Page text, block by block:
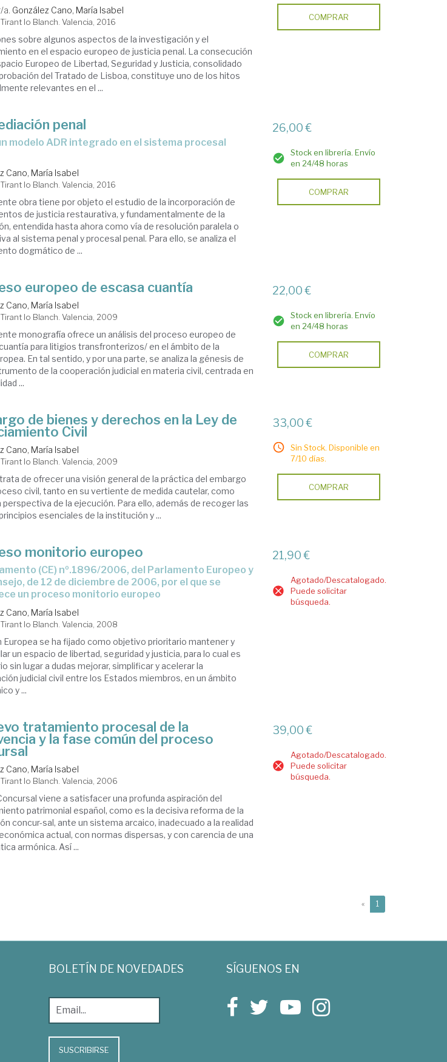
a. González Cano, María Isabel
lo Blanch. Valencia, 2016
sobre algunos aspectos de la investigación y el
en el espacio europeo de justicia penal. La consecución
Europeo de Libertad, Seguridad y Justicia, consolidado
del Tratado de Lisboa, constituye uno de los hitos
relevantes en el ...
COMPRAR
penal
Cano, María Isabel
lo Blanch. Valencia, 2016
obra tiene por objeto el estudio de la incorporación de
de justicia restaurativa, y fundamentalmente de la
entendida hasta ahora como vía de resolución paralela o
al sistema penal y procesal penal. Para ello, se analiza el
dogmático de ...
26,00 €
Stock en librería. Envío
en 24/48 horas
COMPRAR
europeo de escasa cuantía
Cano, María Isabel
lo Blanch. Valencia, 2009
monografía ofrece un análisis del proceso europeo de
para litigios transfronterizos/ en el ámbito de la
En tal sentido, y por una parte, se analiza la génesis de
de la cooperación judicial en materia civil, centrada en
...
22,00 €
Stock en librería. Envío
en 24/48 horas
COMPRAR
de bienes y derechos en la Ley de
Civil
Cano, María Isabel
lo Blanch. Valencia, 2009
de ofrecer una visión general de la práctica del embargo
civil, tanto en su vertiente de medida cautelar, como
perspectiva de la ejecución. Para ello, además de recoger las
esenciales de la institución y ...
33,00 €
Sin Stock. Disponible en
7/10 días.
COMPRAR
monitorio europeo
de 12 de diciembre de 2006, por el que se
un proceso monitorio europeo
Cano, María Isabel
lo Blanch. Valencia, 2008
Europea se ha fijado como objetivo prioritario mantener y
un espacio de libertad, seguridad y justicia, para lo cual es
sin lugar a dudas mejorar, simplificar y acelerar la
judicial civil entre los Estados miembros, en un ámbito
y ...
21,90 €
Agotado/Descatalogado.
Puede solicitar
búsqueda.
tratamiento procesal de la
y la fase común del proceso
Cano, María Isabel
lo Blanch. Valencia, 2006
viene a satisfacer una profunda aspiración del
patrimonial español, como es la decisiva reforma de la
concur-sal, ante un sistema arcaico, inadecuado a la realidad
actual, con normas dispersas, y con carencia de una
armónica. Así ...
39,00 €
Agotado/Descatalogado.
Puede solicitar
búsqueda.
« 1
BOLETÍN DE NOVEDADES
SUSCRIBIRSE
SÍGUENOS EN